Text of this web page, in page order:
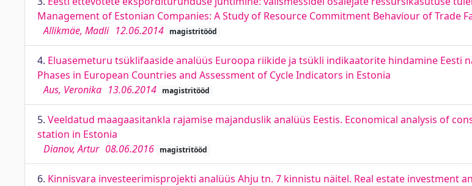
Management of Estonian Companies: A Study of Resource Commitment Behaviour of Trade
Allikmäe, Madli 12.06.2014 magistritööd
4. Eluasemeturu tsüklifaaside analüüs Euroopa riikide ja tsükli indikaatorite hindamine Eesti
Phases in European Countries and Assessment of Cycle Indicators in Estonia
Aus, Veronika 13.06.2014 magistritööd
5. Veeldatud maagaasitankla rajamise majanduslik analüüs Eestis. Economical analysis of
station in Estonia
Dianov, Artur 08.06.2016 magistritööd
6. Kinnisvara investeerimisprojekti analüüs Ahju tn. 7 kinnistu näitel. Real estate investment